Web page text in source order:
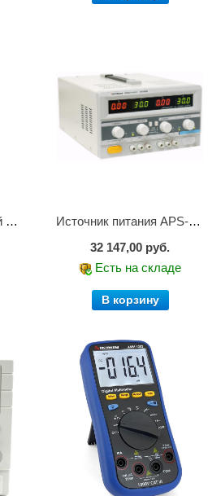
Мультиметр цифровой АММ-1221
Источник питания APS-2236
32 147,00 руб.
Есть на складе
В корзину